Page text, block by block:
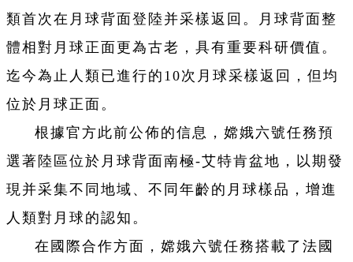
類首次在月球背面登陸并采樣返回。月球背面整
體相對月球正面更為古老，具有重要科研價值。
迄今為止人類已進行的10次月球采樣返回，但均
位於月球正面。
根據官方此前公佈的信息，嫦娥六號任務預
選著陸區位於月球背面南極-艾特肯盆地，以期發
現并采集不同地域、不同年齡的月球樣品，增進
人類對月球的認知。
在國際合作方面，嫦娥六號任務搭載了法國